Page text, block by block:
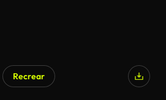
Recrear